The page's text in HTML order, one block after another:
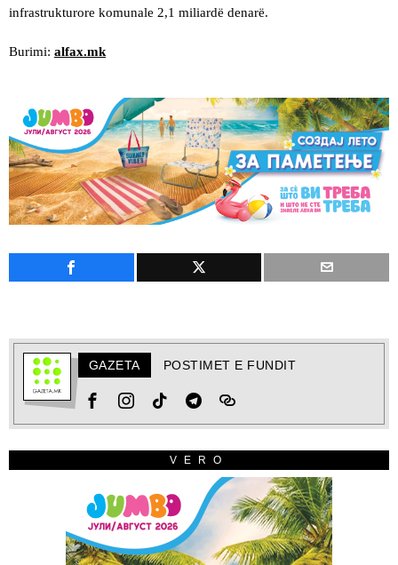
infrastrukturore komunale 2,1 miliardë denarë.
Burimi: alfax.mk
GAZETA POSTIMET E FUNDIT
VERO